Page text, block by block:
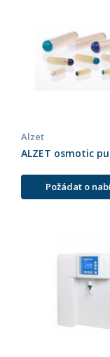
Alzet
ALZET osmotic
Požádat o